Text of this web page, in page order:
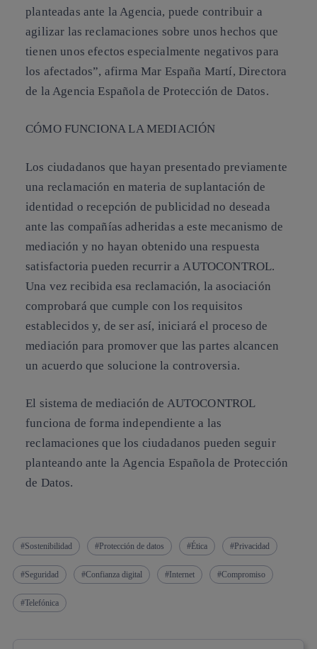
planteadas ante la Agencia, puede contribuir a
agilizar las reclamaciones sobre unos hechos que
tienen unos efectos especialmente negativos para
los afectados”, afirma Mar España Martí, Directora
de la Agencia Española de Protección de Datos.
CÓMO FUNCIONA LA MEDIACIÓN
Los ciudadanos que hayan presentado previamente
una reclamación en materia de suplantación de
identidad o recepción de publicidad no deseada
ante las compañías adheridas a este mecanismo de
mediación y no hayan obtenido una respuesta
satisfactoria pueden recurrir a AUTOCONTROL.
Una vez recibida esa reclamación, la asociación
comprobará que cumple con los requisitos
establecidos y, de ser así, iniciará el proceso de
mediación para promover que las partes alcancen
un acuerdo que solucione la controversia.
El sistema de mediación de AUTOCONTROL
funciona de forma independiente a las
reclamaciones que los ciudadanos pueden seguir
planteando ante laAgencia Española de Protección
de Datos.
Sostenibilidad Protección de datos Ética Privacidad
Seguridad Confianza digital Internet Compromiso
Telefónica